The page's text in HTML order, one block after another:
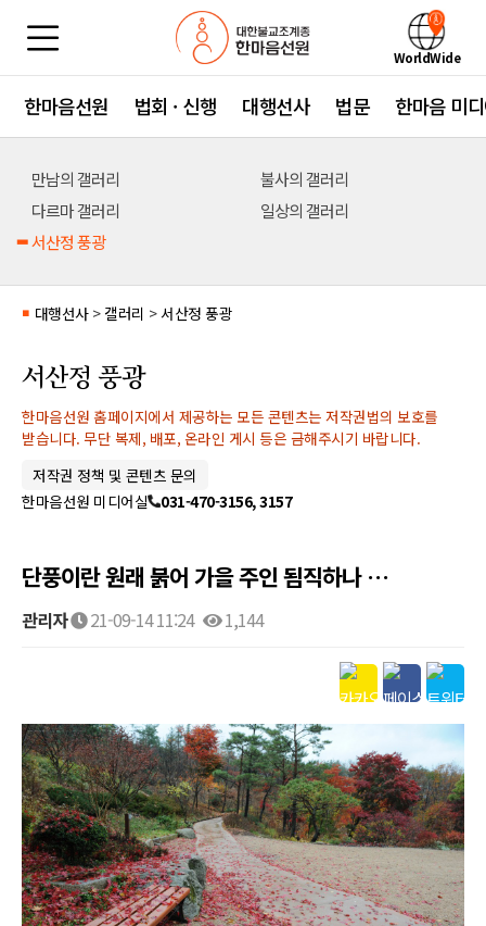
WorldWide
한마음선원 법회 · 신행 대행선사 법문 한마음 미
만남의 갤러리
불사의 갤러리
다르마 갤러리
일상의 갤러리
서산정 풍광
■ 대행선사> 갤러리 >서산정 풍광
서산정 풍광
한마음선원 홈페이지에서 제공하는 모든 콘텐츠는 저작권법의 보호를
받습니다. 무단 복제, 배포, 온라인 게시 등은 금해주시기 바랍니다.
저작권 정책 및 콘텐츠 문의
한마음선원 미디어실
031-470-3156, 3157
단풍이란 원래 붉어 가을 주인 됨직하나 …
관리자 21-09-14 11:24 1,144